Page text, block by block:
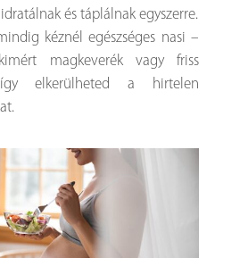
és táplálnak egyszerre.
kéznél egészséges nasi –
magkeverék vagy friss
elkerülheted a hirtelen